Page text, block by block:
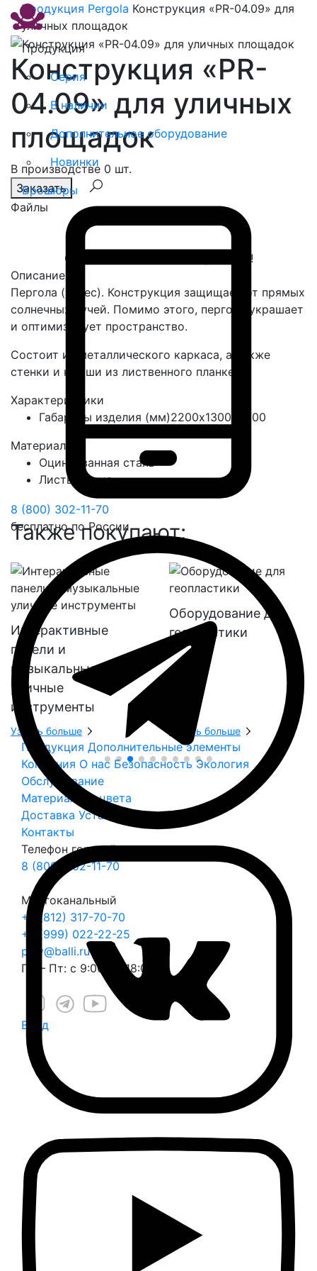
Продукция
Серия
В наличии
Дополнительное оборудование
Новинки
Брошюры
8 (800) 302-11-70
бесплатно по России
Продукция Pergola Конструкция «PR-04.09» для
уличных площадок
Конструкция «PR-
04.09» для уличных
площадок
В производстве 0 шт.
Заказать
Файлы
Спасибо, сообщение отправлено!
Описание
Пергола (навес). Конструкция защищает от прямых
солнечных лучей. Помимо этого, пергола украшает
и оптимизирует пространство.
Состоит из металлического каркаса, а также
стенки и крыши из лиственного планкена.
Характеристики
Габариты изделия (мм)2200х1300х2900
Материалы
Оцинкованная сталь
Лиственница
Также покупают:
Интерактивные
панели и
музыкальные
уличные
инструменты
Узнать больше
Оборудование для
геопластики
Узнать больше
Продукция Дополнительные элементы
Компания О нас Безопасность Экология
Обслуживание
Материалы и цвета
Доставка Установка
Контакты
Телефон горячей линии
8 (800) 302-11-70
Многоканальный
+7 (812) 317-70-70
+7 (999) 022-22-25
play@balli.ru
Пн – Пт: с 9:00 до 18:00
Вход